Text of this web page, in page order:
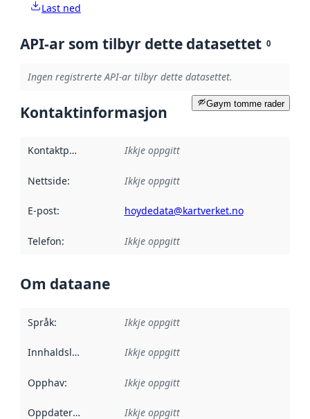
Last ned
API-ar som tilbyr dette datasettet 0
Ingen registrerte API-ar tilbyr dette datasettet.
Gøym tomme rader
Kontaktinformasjon
Kontaktpunkt Ikkje oppgitt
Nettside: Ikkje oppgitt
E-post: hoydedata@kartverket.no
Telefon: Ikkje oppgitt
Om dataane
Språk: Ikkje oppgitt
Innhaldsleverandørar :
Ikkje oppgitt
Opphav: Ikkje oppgitt
Oppdateringsfrekvens :
Ikkje oppgitt